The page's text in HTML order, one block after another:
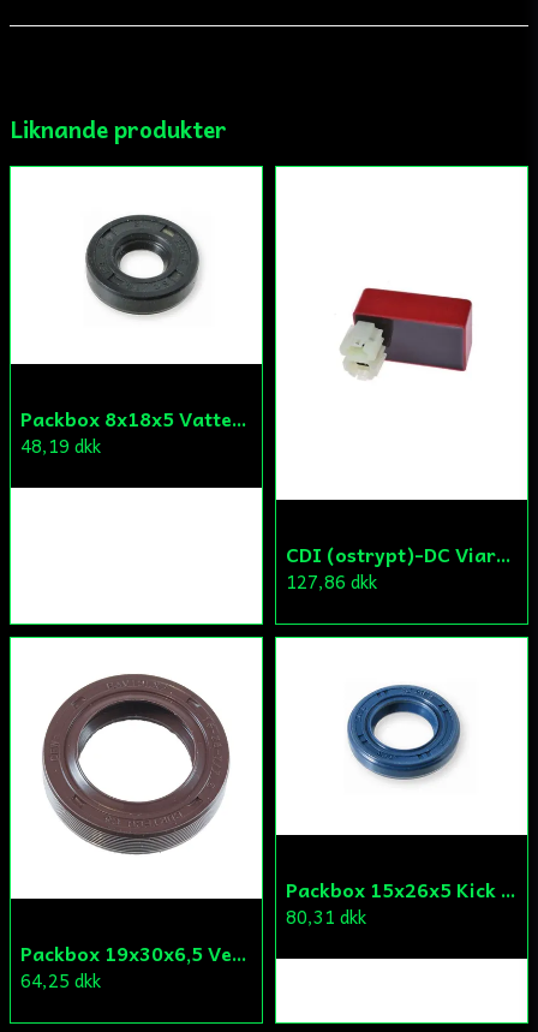
email
Ja, ni får publicera min fråga
Liknande produkter
Packbox 8x18x5 Vattenpump Aprilia/Derbi/Gilera (original)
48,19 dkk
CDI (ostrypt)-DC Viarelli/Keeway/Generic
127,86 dkk
Packbox 19x30x6,5 Vevparti Vä Aprilia/Derbi/Gilera (original)
64,25 dkk
Packbox 15x26x5 Kick Aprilia/Derbi/Gilera (original)
80,31 dkk